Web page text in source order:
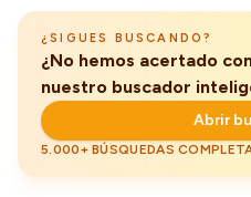
¿SIGUES BUSCANDO?
¿No hemos acertado
nuestro buscador
Abrir
5.000+ BÚSQUEDAS